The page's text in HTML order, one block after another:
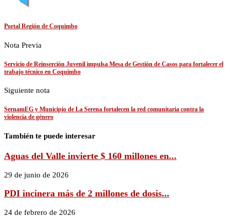
Portal Región de Coquimbo
Nota Previa
Servicio de Reinserción Juvenil impulsa Mesa de Gestión de Casos para fortalecer el
trabajo técnico en Coquimbo
Siguiente nota
SernamEG y Municipio de La Serena fortalecen la red comunitaria contra la
violencia de género
También te puede interesar
Aguas del Valle invierte $ 160 millones en...
29 de junio de 2026
PDI incinera más de 2 millones de dosis...
24 de febrero de 2026